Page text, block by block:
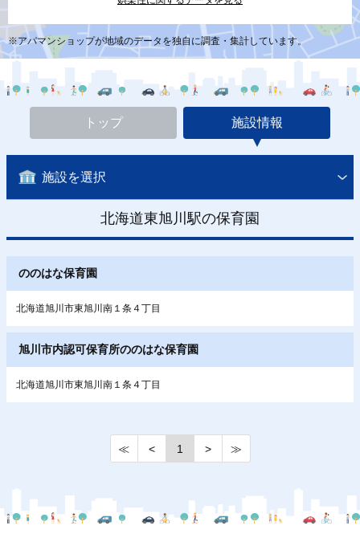
※アパマンショップが地域のデータを独自に調査・集計しています。
トップ 施設情報
施設を選択
北海道東旭川駅の保育園
ののはな保育園
北海道旭川市東旭川南１条４丁目
旭川市内認可保育所ののはな保育園
北海道旭川市東旭川南１条４丁目
≪ < 1 > ≫